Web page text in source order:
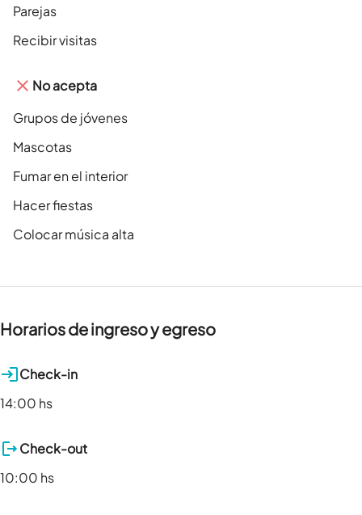
Parejas
Recibir visitas
No acepta
Grupos de jóvenes
Mascotas
Fumar en el interior
Hacer fiestas
Colocar música alta
Horarios de ingreso y egreso
Check-in
14:00 hs
Check-out
10:00 hs